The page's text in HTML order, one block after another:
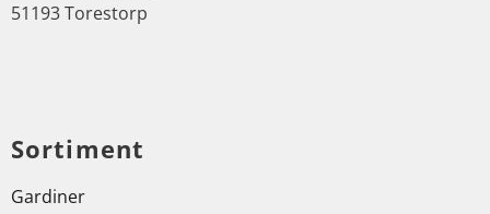
51193 Torestorp
Sortiment
Gardiner